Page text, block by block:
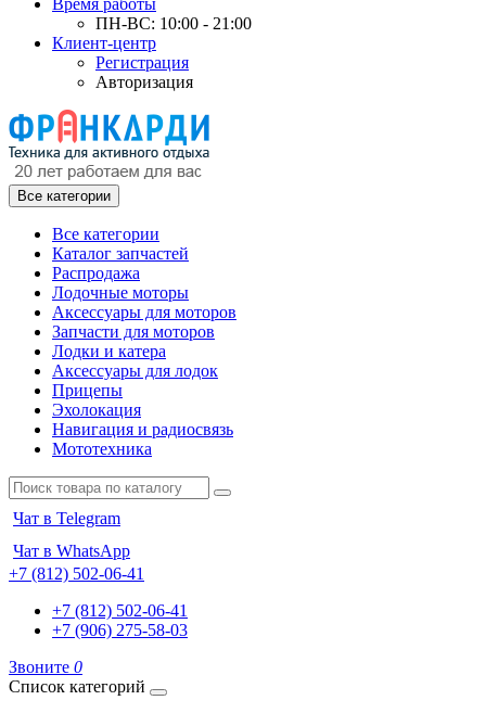
Время работы
ПН-ВС: 10:00 - 21:00
Клиент-центр
Регистрация
Авторизация
Все категории
Все категории
Каталог запчастей
Распродажа
Лодочные моторы
Аксессуары для моторов
Запчасти для моторов
Лодки и катера
Аксессуары для лодок
Прицепы
Эхолокация
Навигация и радиосвязь
Мототехника
Чат в Telegram
Чат в WhatsApp
+7 (812) 502-06-41
+7 (812) 502-06-41
+7 (906) 275-58-03
Звоните 0
Список категорий